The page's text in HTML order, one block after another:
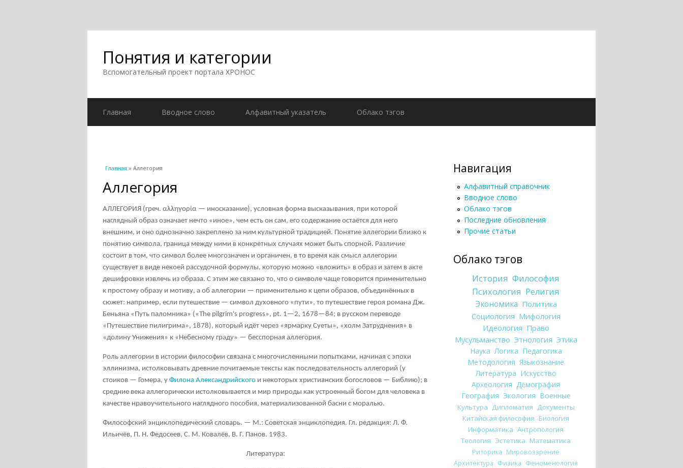
Понятия и категории
Вспомогательный проект портала ХРОНОС
Главная Вводное слово Алфавитный указатель Облако тэгов
Вы здесь
Главная » Аллегория
Аллегория
АЛЛЕГОРИЯ (греч. αλληγορία — иносказание), условная форма высказывания, при которой
наглядный образ означает нечто «иное», чем есть он сам, его содержание остаётся для него
внешним, и оно однозначно закреплено за ним культурной традицией. Понятие аллегории близко к
понятию символа, граница между ними в конкретных случаях может быть спорной. Различие
состоит в том, что символ более многозначен и органичен, в то время как смысл аллегории
существует в виде некоей рассудочной формулы, которую можно «вложить» в образ и затем в акте
дешифровки извлечь из образа. С этим же связано то, что о символе чаще говорится применительно
к простому образу и мотиву, а об аллегории — применительно к цепи образов, объединённых в
сюжет: например, если путешествие — символ духовного «пути», то путешествие героя романа Дж.
Беньяна «Путь паломника» («The pilgrim's progress», pt. 1—2, 1678—84; в русском переводе
«Путешествие пилигрима», 1878), который идёт через «ярмарку Суеты», «холм Затруднения» в
«долину Унижения» к «Небесному граду» — бесспорная аллегория.
Роль аллегории в истории философии связана с многочисленными попытками, начиная с эпохи
эллинизма, истолковывать древние почитаемые тексты как последовательность аллегорий (у
стоиков — Гомера, у Филона Александрийского и некоторых христианских богословов — Библию); в
средние века аллегорически истолковывается и мир природы как устроенный богом для человека в
качестве нравоучительного наглядного пособия, материализованной басни с моралью.
Философский энциклопедический словарь. — М.: Советская энциклопедия. Гл. редакция: Л. Ф.
Ильичёв, П. Н. Федосеев, С. М. Ковалёв, В. Г. Панов. 1983.
Литература:
Навигация
Алфавитный справочник
Вводное слово
Облако тэгов
Последние обновления
Прочие статьи
Облако тэгов
История Философия
Психология Религия
Экономика Политика
Социология Мифология
Идеология Право
Мусульманство Этнология Этика
Наука Логика Педагогика
Методология Языкознание
Литература Искусство
Археология Демография
География Экология Военные
Культура Дипломатия Документы
Китайская философия Биология
Информатика Антропология
Теология Эстетика Математика
Риторика Мировоззрение
Архитектура Физика Феноменология